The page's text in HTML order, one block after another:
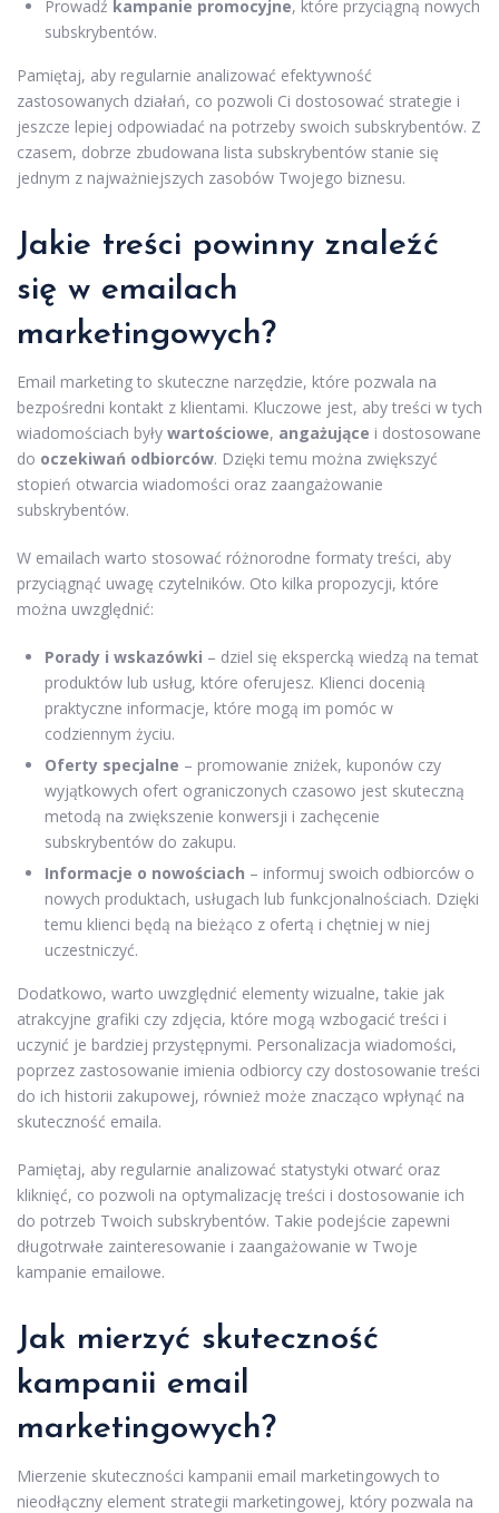
Prowadź kampanie promocyjne, które przyciągną nowych
subskrybentów.
Pamiętaj, aby regularnie analizować efektywność
zastosowanych działań, co pozwoli Ci dostosować strategie i
jeszcze lepiej odpowiadać na potrzeby swoich subskrybentów. Z
czasem, dobrze zbudowana lista subskrybentów stanie się
jednym z najważniejszych zasobów Twojego biznesu.
Jakie treści powinny znaleźć
się w emailach
marketingowych?
Email marketing to skuteczne narzędzie, które pozwala na
bezpośredni kontakt z klientami. Kluczowe jest, aby treści w tych
wiadomościach były wartościowe, angażujące i dostosowane
do oczekiwań odbiorców. Dzięki temu można zwiększyć
stopień otwarcia wiadomości oraz zaangażowanie
subskrybentów.
W emailach warto stosować różnorodne formaty treści, aby
przyciągnąć uwagę czytelników. Oto kilka propozycji, które
można uwzględnić:
Porady i wskazówki – dziel się ekspercką wiedzą na temat
produktów lub usług, które oferujesz. Klienci docenią
praktyczne informacje, które mogą im pomóc w
codziennym życiu.
Oferty specjalne – promowanie zniżek, kuponów czy
wyjątkowych ofert ograniczonych czasowo jest skuteczną
metodą na zwiększenie konwersji i zachęcenie
subskrybentów do zakupu.
Informacje o nowościach – informuj swoich odbiorców o
nowych produktach, usługach lub funkcjonalnościach. Dzięki
temu klienci będą na bieżąco z ofertą i chętniej w niej
uczestniczyć.
Dodatkowo, warto uwzględnić elementy wizualne, takie jak
atrakcyjne grafiki czy zdjęcia, które mogą wzbogacić treści i
uczynić je bardziej przystępnymi. Personalizacja wiadomości,
poprzez zastosowanie imienia odbiorcy czy dostosowanie treści
do ich historii zakupowej, również może znacząco wpłynąć na
skuteczność emaila.
Pamiętaj, aby regularnie analizować statystyki otwarć oraz
kliknięć, co pozwoli na optymalizację treści i dostosowanie ich
do potrzeb Twoich subskrybentów. Takie podejście zapewni
długotrwałe zainteresowanie i zaangażowanie w Twoje
kampanie emailowe.
Jak mierzyć skuteczność
kampanii email
marketingowych?
Mierzenie skuteczności kampanii email marketingowych to
nieodłączny element strategii marketingowej, który pozwala na